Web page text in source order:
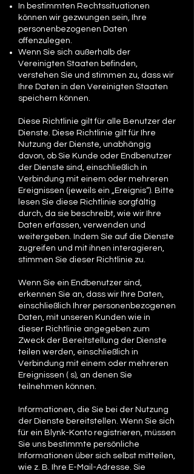
In bestimmten Rechtssituationen
können wir gezwungen sein, Ihre
personenbezogenen Daten
offenzulegen.
Wenn Sie sich außerhalb der
Vereinigten Staaten befinden,
verstehen Sie und stimmen zu, dass wir
Ihre Daten in den Vereinigten Staaten
speichern können.
Diese Richtlinie gilt für alle Benutzer der
Dienste. Diese Richtlinie gilt für Ihre
Nutzung der Dienste, unabhängig
davon, ob Sie Kunde oder Endbenutzer
der Dienste sind, einschließlich in
Verbindung mit einem oder mehreren
Ereignissen (jeweils ein „Ereignis“). Bitte
lesen Sie diese Richtlinie sorgfältig
durch, da sie beschreibt, wie wir Ihre
Daten erfassen, verwenden und
weitergeben. Indem Sie auf die Dienste
zugreifen und mit ihnen interagieren,
stimmen Sie dieser Richtlinie zu.
Wenn Sie ein Endbenutzer sind,
erkennen Sie an, dass wir Ihre Daten,
einschließlich Ihrer personenbezogenen
Daten, mit unseren Kunden wie in
dieser Richtlinie angegeben zum
Zweck der Bereitstellung der Dienste
teilen werden, einschließlich in
Verbindung mit einem oder mehreren
Ereignissen ( s), an denen Sie
teilnehmen können.
Informationen, die Sie bei der Nutzung
der Dienste bereitstellen. Wenn Sie sich
für ein Blynk-Konto registrieren, müssen
Sie uns bestimmte persönliche
Informationen über sich selbst mitteilen,
wie z. B. Ihre E-Mail-Adresse. Sie